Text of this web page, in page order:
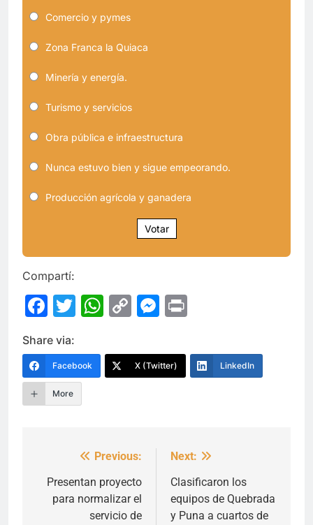
Comercio y pymes
Zona Franca la Quiaca
Minería y energía.
Turismo y servicios
Obra pública e infraestructura
Nunca estuvo bien y sigue empeorando.
Producción agrícola y ganadera
Votar
Compartí:
Facebook
Twitter
WhatsApp
CopyMessenger
Share via:
Facebook X (Twitter) LinkedIn
More
Navegación
de
entradas
Previous:
Presentan proyecto
para normalizar el
servicio de
Next:
Clasificaron los
equipos de Quebrada
y Puna a cuartos de